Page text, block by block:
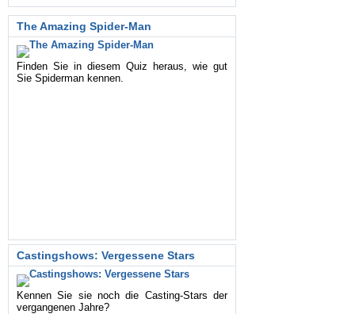
The Amazing Spider-Man
Finden Sie in diesem Quiz heraus, wie gut
Sie Spiderman kennen.
Castingshows: Vergessene Stars
Kennen Sie sie noch die Casting-Stars der
vergangenen Jahre?